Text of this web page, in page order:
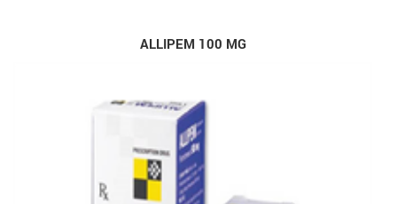
ALLIPEM 100 MG